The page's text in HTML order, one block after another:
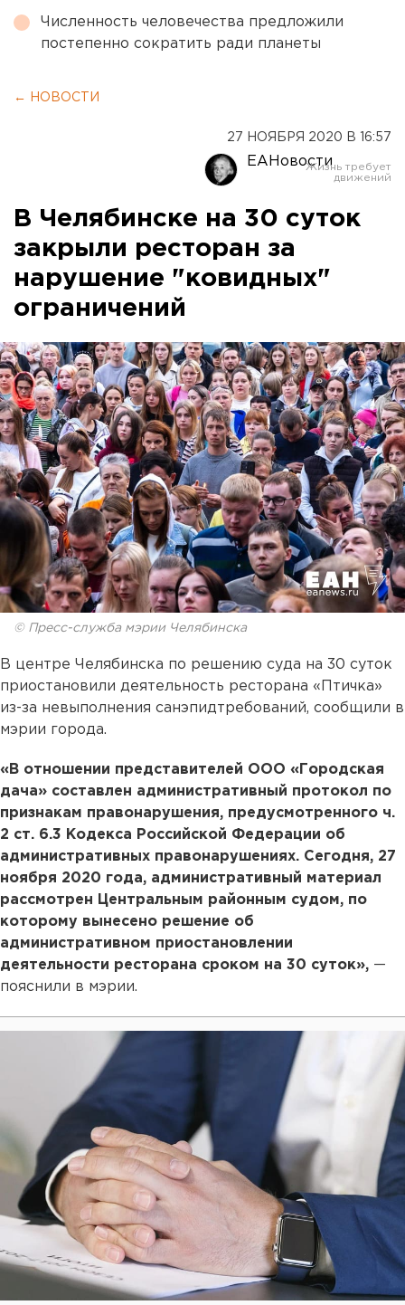
Численность человечества предложили
постепенно сократить ради планеты
← НОВОСТИ
27 НОЯБРЯ 2020 В 16:57
ЕАНовости
В Челябинске на 30 суток
закрыли ресторан за
нарушение "ковидных"
ограничений
© Пресс-служба мэрии Челябинска
В центре Челябинска по решению суда на 30 суток
приостановили деятельность ресторана «Птичка»
из-за невыполнения санэпидтребований, сообщили в
мэрии города.
«В отношении представителей ООО «Городская
дача» составлен административный протокол по
признакам правонарушения, предусмотренного ч.
2 ст. 6.3 Кодекса Российской Федерации об
административных правонарушениях. Сегодня, 27
ноября 2020 года, административный материал
рассмотрен Центральным районным судом, по
которому вынесено решение об
административном приостановлении
деятельности ресторана сроком на 30 суток», —
пояснили в мэрии.